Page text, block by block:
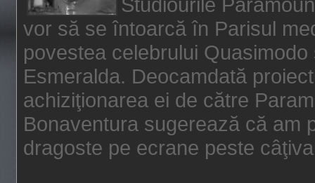
vor să se întoarcă în Parisul
povestea celebrului
Esmeralda. Deocamdată
achiziţionarea ei de către
Bonaventura sugerează că am
dragoste pe ecrane peste